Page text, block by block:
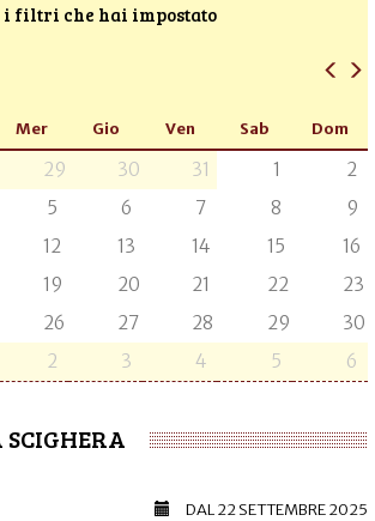
i filtri che hai impostato
Mer Gio Ven Sab Dom
29 30 31 1
2
5 6 7 8
9
12 13 14 15
16
19 20 21 22
23
26 27 28 29
30
2 3 4 5 6
SCIGHERA
DAL22 SETTEMBRE 2025